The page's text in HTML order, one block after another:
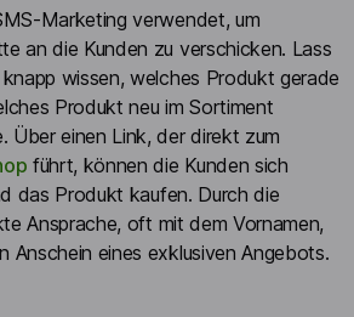
Marketing verwendet, um
an die Kunden zu verschicken. Lass
wissen, welches Produkt gerade
Produkt neu im Sortiment
Über einen Link, der direkt zum
führt, können die Kunden sich
das Produkt kaufen. Durch die
Ansprache, oft mit dem Vornamen,
Anschein eines exklusiven Angebots.